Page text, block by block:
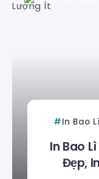
In Bao
In Bao
Đẹp,